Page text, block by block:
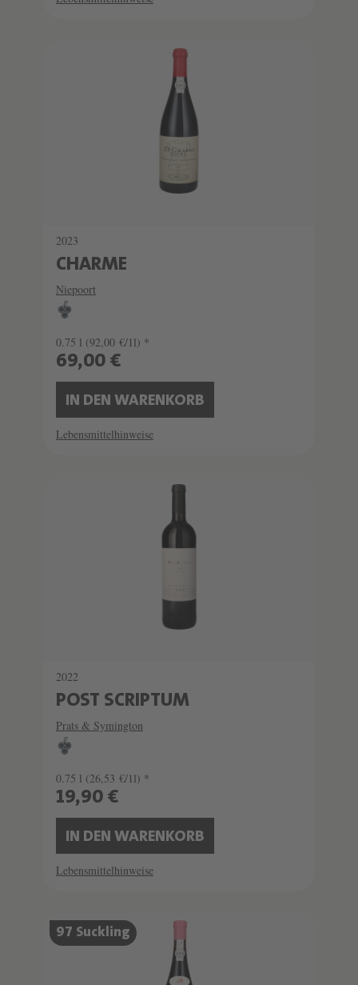
2023
CHARME
Niepoort
0.75 l (92,00 €/1l) *
69,00 €
IN DEN WARENKORB
Lebensmittelhinweise
2022
POST SCRIPTUM
Prats & Symington
0.75 l (26,53 €/1l) *
19,90 €
IN DEN WARENKORB
Lebensmittelhinweise
SCHATZKAMMER
LIMITIERT
97 Suckling